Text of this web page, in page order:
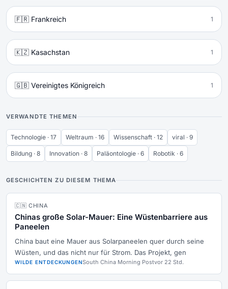
🇫🇷 Frankreich 1
🇰🇿 Kasachstan 1
🇬🇧 Vereinigtes Königreich 1
VERWANDTE THEMEN
Technologie · 17 Weltraum · 16 Wissenschaft · 12 viral · 9
Bildung · 8 Innovation · 8 Paläontologie · 6 Robotik · 6
GESCHICHTEN ZU DIESEM THEMA
🇨🇳 CHINA
Chinas große Solar-Mauer: Eine Wüstenbarriere aus
Paneelen
China baut eine Mauer aus Solarpaneelen quer durch seine
Wüsten, und das nicht nur für Strom. Das Projekt, gen
WILDE ENTDECKUNGENSouth China Morning Postvor 22 Std.